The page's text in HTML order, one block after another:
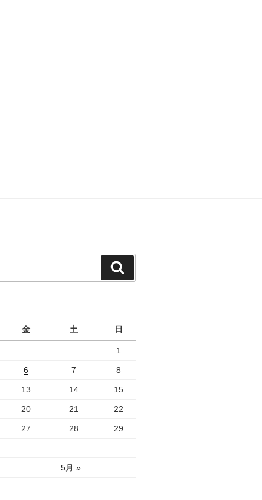
索
金 土 日
5月 »
1
6 7 8
13 14 15
20 21 22
27 28 29